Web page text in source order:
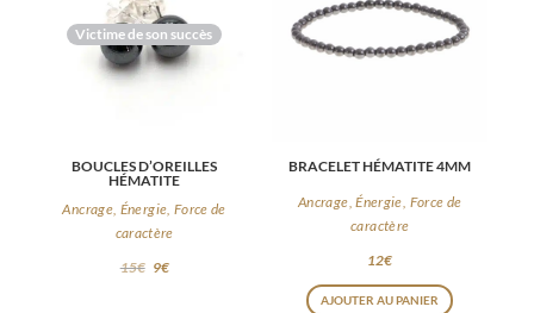
Victime de son succès
BOUCLES D’OREILLES
HÉMATITE
Ancrage, Énergie, Force de
caractère
15€ 9€
BRACELET HÉMATITE 4MM
Ancrage, Énergie, Force de
caractère
12€
AJOUTER AU PANIER